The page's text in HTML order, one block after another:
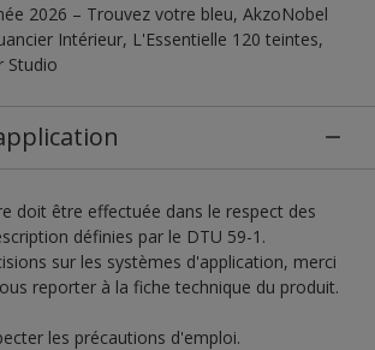
2026 – Trouvez votre bleu, AkzoNobel
Intérieur, L'Essentielle 120 teintes,
Studio
doit être effectuée dans le respect des
définies par le DTU 59-1.
sur les systèmes d'application, merci
reporter à la fiche technique du produit.
les précautions d'emploi.